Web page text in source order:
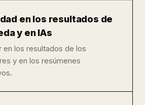
en los resultados de
y en IAs
en los resultados de los
y en los resúmenes